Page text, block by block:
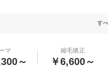
す
マ
～
縮毛矯正
￥6,600～